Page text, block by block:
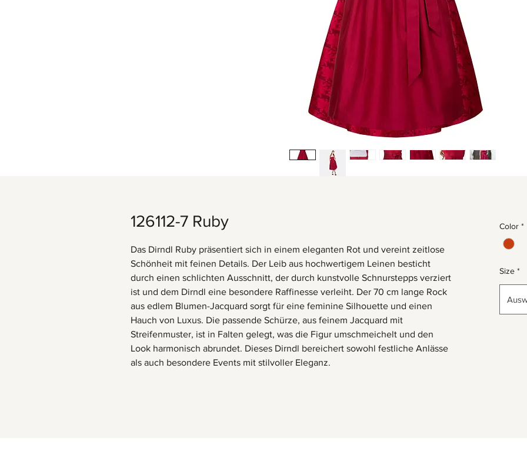
126112-7 Ruby
Das Dirndl Ruby präsentiert sich in einem eleganten Rot und vereint zeitlose
Schönheit mit feinen Details. Der Leib aus hochwertigem Leinen besticht
durch einen schlichten Ausschnitt, der durch kunstvolle Schnurstepps verziert
ist und dem Dirndl eine besondere Raffinesse verleiht. Der 70 cm lange Rock
aus edlem Blumen-Jacquard sorgt für eine feminine Silhouette und einen
Hauch von Luxus. Die passende Schürze, aus feinem Jacquard mit
Streifenmuster, ist in Falten gelegt, was die Figur umschmeichelt und den
Look harmonisch abrundet. Dieses Dirndl bereichert sowohl festliche Anlässe
als auch besondere Events mit stilvoller Eleganz.
Color *
Size *